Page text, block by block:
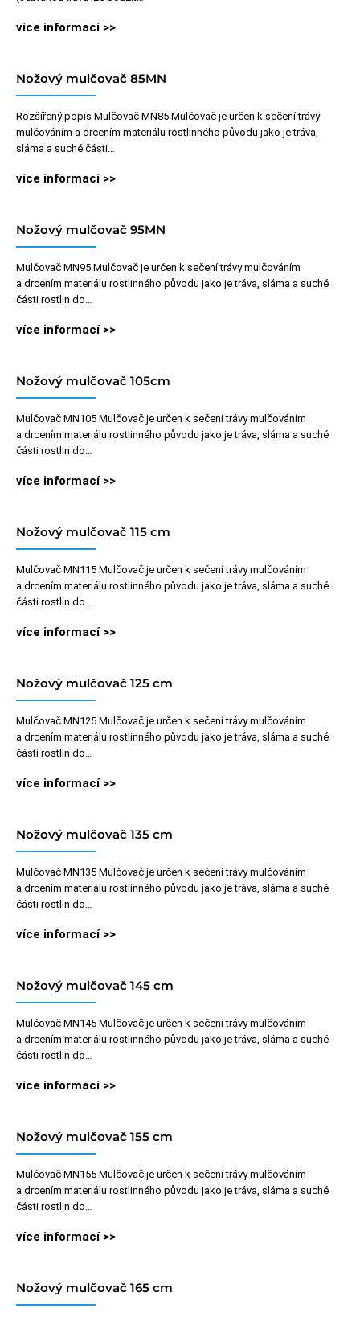
více informací >>
Nožový mulčovač 85MN
Rozšířený popis Mulčovač MN85 Mulčovač je určen k sečení trávy
mulčováním a drcením materiálu rostlinného původu jako je tráva,
sláma a suché části…
více informací >>
Nožový mulčovač 95MN
Mulčovač MN95 Mulčovač je určen k sečení trávy mulčováním
a drcením materiálu rostlinného původu jako je tráva, sláma a suché
části rostlin do…
více informací >>
Nožový mulčovač 105cm
Mulčovač MN105 Mulčovač je určen k sečení trávy mulčováním
a drcením materiálu rostlinného původu jako je tráva, sláma a suché
části rostlin do…
více informací >>
Nožový mulčovač 115 cm
Mulčovač MN115 Mulčovač je určen k sečení trávy mulčováním
a drcením materiálu rostlinného původu jako je tráva, sláma a suché
části rostlin do…
více informací >>
Nožový mulčovač 125 cm
Mulčovač MN125 Mulčovač je určen k sečení trávy mulčováním
a drcením materiálu rostlinného původu jako je tráva, sláma a suché
části rostlin do…
více informací >>
Nožový mulčovač 135 cm
Mulčovač MN135 Mulčovač je určen k sečení trávy mulčováním
a drcením materiálu rostlinného původu jako je tráva, sláma a suché
části rostlin do…
více informací >>
Nožový mulčovač 145 cm
Mulčovač MN145 Mulčovač je určen k sečení trávy mulčováním
a drcením materiálu rostlinného původu jako je tráva, sláma a suché
části rostlin do…
více informací >>
Nožový mulčovač 155 cm
Mulčovač MN155 Mulčovač je určen k sečení trávy mulčováním
a drcením materiálu rostlinného původu jako je tráva, sláma a suché
části rostlin do…
více informací >>
Nožový mulčovač 165 cm